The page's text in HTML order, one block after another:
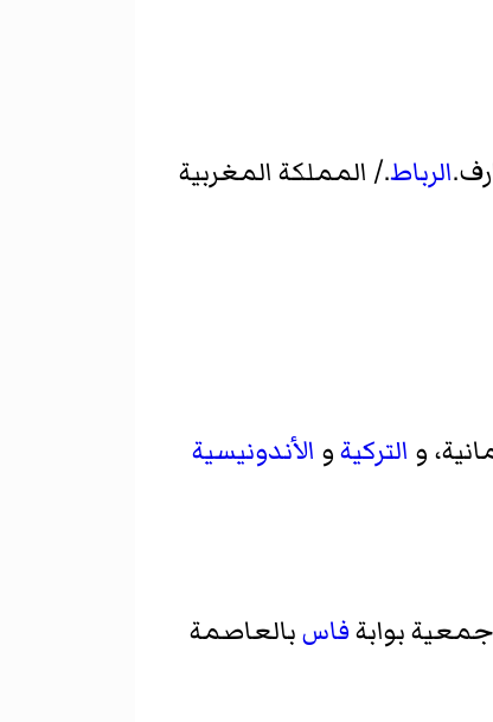
الرباط./ المملكة المغربية
و التركيةو الأندونيسية
بوابةفاسبالعاصمة